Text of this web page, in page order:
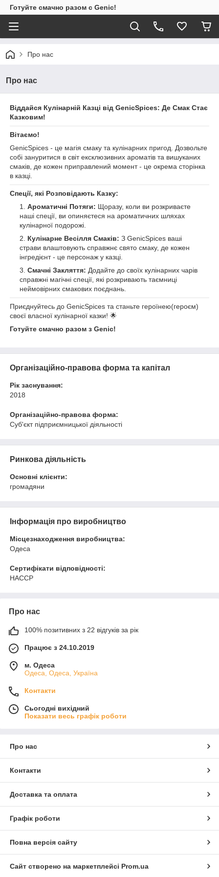
Готуйте смачно разом с Genic!
Про нас
Про нас
Віддайся Кулінарній Казці від GenicSpices: Де Смак Стає
Казковим!
Вітаємо!
GenicSpices - це магія смаку та кулінарних пригод. Дозвольте
собі зануритися в світ ексклюзивних ароматів та вишуканих
смаків, де кожен приправлений момент - це окрема сторінка
в казці.
Спеції, які Розповідають Казку:
Ароматичні Потяги: Щоразу, коли ви розкриваєте
наші спеції, ви опиняєтеся на ароматичних шляхах
кулінарної подорожі.
Кулінарне Весілля Смаків: З GenicSpices ваші
страви влаштовують справжнє свято смаку, де кожен
інгредієнт - це персонаж у казці.
Смачні Закляття: Додайте до своїх кулінарних чарів
справжні магічні спеції, які розкривають таємниці
неймовірних смакових поєднань.
Приєднуйтесь до GenicSpices та станьте героїнею(героєм)
своєї власної кулінарної казки! 🌟
Готуйте смачно разом з Genic!
Організаційно-правова форма та капітал
Рік заснування:
2018
Організаційно-правова форма:
Суб'єкт підприємницької діяльності
Ринкова діяльність
Основні клієнти:
громадяни
Інформація про виробництво
Місцезнаходження виробництва:
Одеса
Сертифікати відповідності:
HACCP
Про нас
100% позитивних з 22 відгуків за рік
Працює з 24.10.2019
м. Одеса
Одеса, Одеса, Україна
Контакти
Сьогодні вихідний
Показати весь графік роботи
Про нас
Контакти
Доставка та оплата
Графік роботи
Повна версія сайту
Сайт створено на маркетплейсі Prom.ua